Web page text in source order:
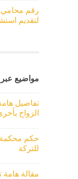
رقم محامي
لتقديم
مواضيع عبر
تفاصيل
الزواج
حكم
للتركة
مقالة هامة